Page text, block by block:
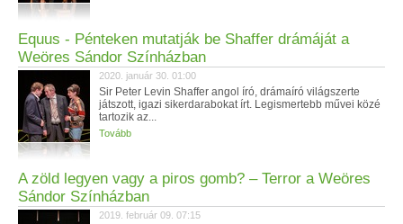
Equus - Pénteken mutatják be Shaffer drámáját a
Weöres Sándor Színházban
2020. január 30. 01:00
Sir Peter Levin Shaffer angol író, drámaíró világszerte
játszott, igazi sikerdarabokat írt. Legismertebb művei közé
tartozik az...
Tovább
A zöld legyen vagy a piros gomb? – Terror a Weöres
Sándor Színházban
2019. február 09. 07:15